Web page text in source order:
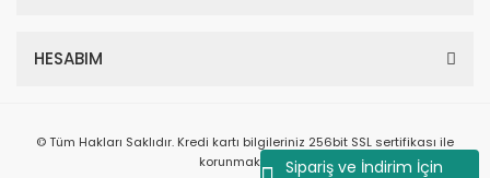
Sipariş ve İndirim İçin
HESABIM
© Tüm Hakları Saklıdır. Kredi kartı bilgileriniz 256bit SSL sertifikası ile
korunmaktadır.